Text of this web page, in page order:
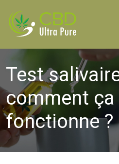
Test
comment ça
fonctionne ?